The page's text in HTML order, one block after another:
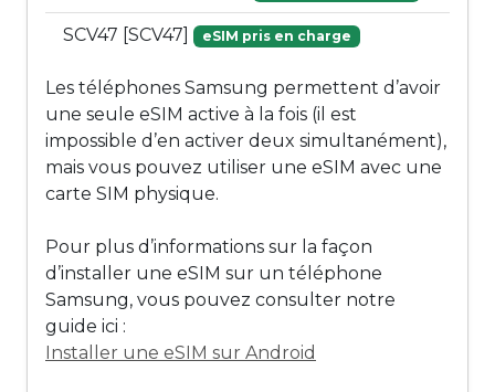
SCV47 [SCV47] eSIM pris en charge
Les téléphones Samsung permettent d’avoir
une seule eSIM active à la fois (il est
impossible d’en activer deux simultanément),
mais vous pouvez utiliser une eSIM avec une
carte SIM physique.
Pour plus d’informations sur la façon
d’installer une eSIM sur un téléphone
Samsung, vous pouvez consulter notre
guide ici :
Installer une eSIM sur Android